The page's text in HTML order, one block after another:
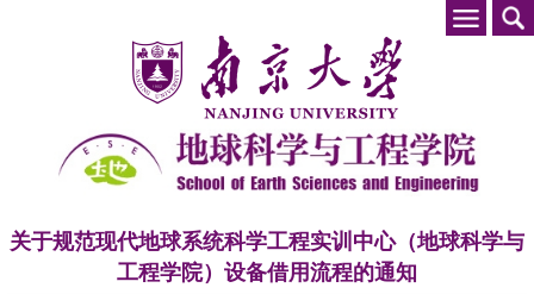
关于规范现代地球系统科学工程实训中心（地球科学与
工程学院）设备借用流程的通知